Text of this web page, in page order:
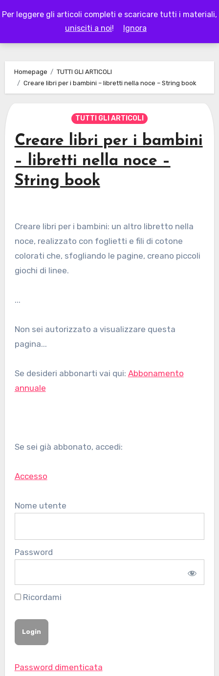
Per leggere gli articoli completi e scaricare tutti i materiali,
unisciti a noi! Ignora
to
LAPAPPADOLCE
Homepage
TUTTI GLI ARTICOLI
Creare libri per i bambini – libretti nella noce – String book
TUTTI GLI ARTICOLI
Creare libri per i bambini
– libretti nella noce –
String book
Creare libri per i bambini: un altro libretto nella
noce, realizzato con foglietti e fili di cotone
colorati che, sfogliando le pagine, creano piccoli
giochi di linee.
...
Non sei autorizzato a visualizzare questa
pagina...
Se desideri abbonarti vai qui: Abbonamento
annuale
Se sei già abbonato, accedi:
Accesso
Nome utente
Password
Ricordami
Password dimenticata